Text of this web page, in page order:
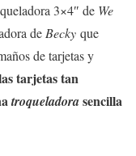
3×4″ de We
de Becky que
de tarjetas y
tarjetas tan
troqueladorasencilla